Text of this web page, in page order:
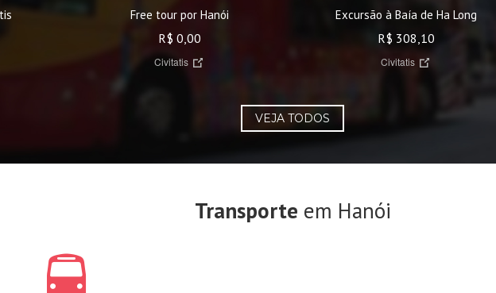
Free tour por Hanói
R$ 0,00
Civitatis
Excursão à Baía de Ha Long
R$ 308,10
Civitatis
VEJA TODOS
Transporte em Hanói